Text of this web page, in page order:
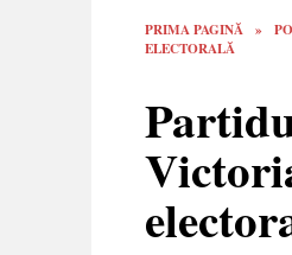
PRIMA PAGINĂ »
ELECTORALĂ